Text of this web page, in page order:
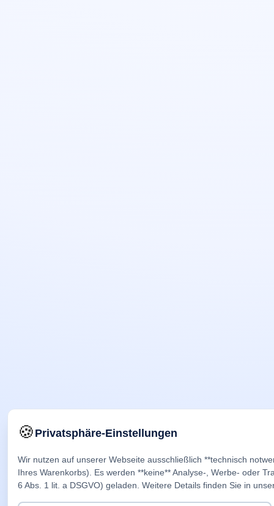
🍪Privatsphäre-Einstellungen
Wir nutzen auf unserer Webseite ausschließlich **technisch
Ihres Warenkorbs). Es werden **keine** Analyse-, Werbe- oder
6 Abs. 1 lit. a DSGVO) geladen. Weitere Details finden Sie in